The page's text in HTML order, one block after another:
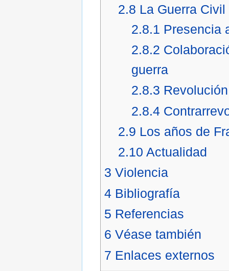
2.8 La Guerra
2.8.1 Presencia
2.8.2
guerra
2.8.3
2.8.4
2.9 Los años de
2.10 Actualidad
3 Violencia
4 Bibliografía
5 Referencias
6 Véase también
7 Enlaces externos